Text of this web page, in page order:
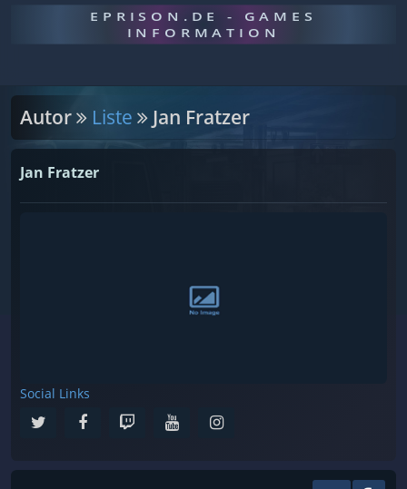
EPRISON.DE - GAMES
INFORMATION
Autor Liste Jan Fratzer
Jan Fratzer
Social Links